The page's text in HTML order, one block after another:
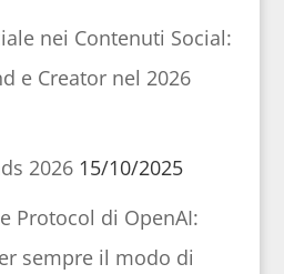
nei Contenuti Social:
e Creator nel 2026
2026 15/10/2025
Protocol di OpenAI:
sempre il modo di